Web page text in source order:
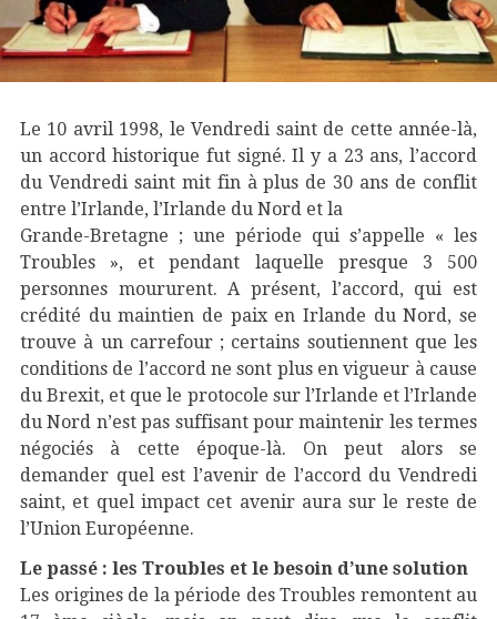
Le 10 avril 1998, le Vendredi saint de cette année-là,
un accord historique fut signé. Il y a 23 ans, l’accord
du Vendredi saint mit fin à plus de 30 ans de conflit
entre l’Irlande, l’Irlande du Nord et la
Grande-Bretagne ; une période qui s’appelle « les
Troubles », et pendant laquelle presque 3 500
personnes moururent. A présent, l’accord, qui est
crédité du maintien de paix en Irlande du Nord, se
trouve à un carrefour ; certains soutiennent que les
conditions de l’accord ne sont plus en vigueur à cause
du Brexit, et que le protocole sur l’Irlande et l’Irlande
du Nord n’est pas suffisant pour maintenir les termes
négociés à cette époque-là. On peut alors se
demander quel est l’avenir de l’accord du Vendredi
saint, et quel impact cet avenir aura sur le reste de
l’Union Européenne.
Le passé : les Troubles et le besoin d’une solution
Les origines de la période des Troubles remontent au